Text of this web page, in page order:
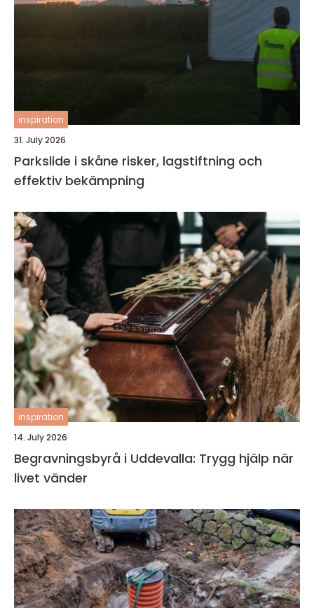
inspiration
31. July 2026
Parkslide i skåne risker, lagstiftning och
effektiv bekämpning
inspiration
14. July 2026
Begravningsbyrå i Uddevalla: Trygg hjälp när
livet vänder